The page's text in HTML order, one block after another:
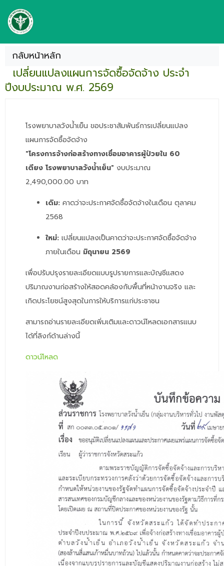
กลับหน้าหลัก
เปลี่ยนแปลงแผนการจัดซื้อจัดจ้าง ประจำ
ปีงบประมาณ พ.ศ. 2569
โรงพยาบาลวังน้ำเย็น ขอประชาสัมพันธ์การเปลี่ยนแปลง
แผนการจัดซื้อจัดจ้าง
"โครงการจ้างก่อสร้างทางเชื่อมอาคารผู้ป่วยใน 60
เตียง โรงพยาบาลวังน้ำเย็น" งบประมาณ
2,490,000.00 บาท
เดิม:คาดว่าจะประกาศจัดซื้อจัดจ้างในเดือน ตุลาคม
2568
ใหม่:เปลี่ยนแปลงเป็นคาดว่าจะประกาศจัดซื้อจัดจ้าง
ภายในเดือน มิถุนายน 2569
เพื่อปรับปรุงรายละเอียดแบบรูปรายการและบัญชีแสดง
ปริมาณงานก่อสร้างให้สอดคล้องกับพื้นที่หน้างานจริง และ
เกิดประโยชน์สูงสุดในการให้บริการแก่ประชาชน
สามารถอ่านรายละเอียดเพิ่มเติมและดาวน์โหลดเอกสารแนบ
ได้ที่ลิงก์ด้านล่างนี้
ดาวน์โหลด